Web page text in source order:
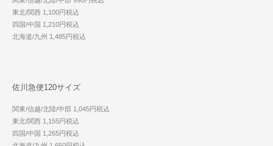
東北/関西 1,100円税込
四国/中国 1,210円税込
北海道/九州 1,485円税込
佐川急便120サイズ
関東/信越/北陸/中部 1,045円税込
東北/関西 1,155円税込
四国/中国 1,265円税込